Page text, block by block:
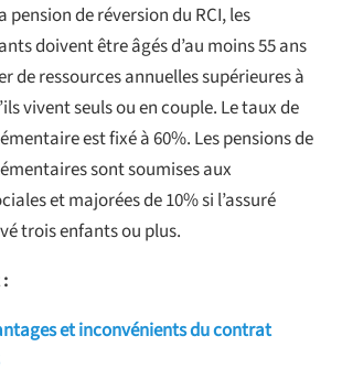
pension de réversion du RCI, les
doivent être âgés d’au moins 55 ans
de ressources annuelles supérieures à
vivent seuls ou en couple. Le taux de
est fixé à 60%. Les pensions de
sont soumises aux
et majorées de 10% si l’assuré
trois enfants ou plus.
et inconvénients du contrat